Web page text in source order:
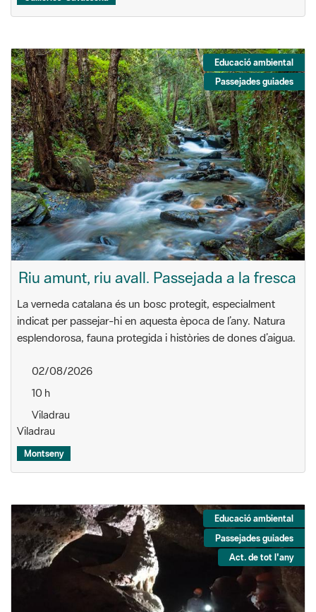
Educació ambiental
Passejades guiades
Riu amunt, riu avall. Passejada a la fresca
La verneda catalana és un bosc protegit, especialment
indicat per passejar-hi en aquesta època de l’any. Natura
esplendorosa, fauna protegida i històries de dones d’aigua.
02/08/2026
10 h
Viladrau
Viladrau
Montseny
Educació ambiental
Passejades guiades
Act. de tot l'any